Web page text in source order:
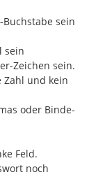
sein
sein
Zeichen sein.
Zahl und kein
oder Binde-
Feld.
noch